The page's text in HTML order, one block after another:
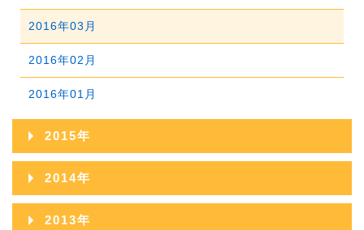
2018年01月
2017年02月
2017年01月
2016年03月
2016年02月
2016年01月
2015年
2015年12月
2015年11月
2014年
2014年12月
2013年